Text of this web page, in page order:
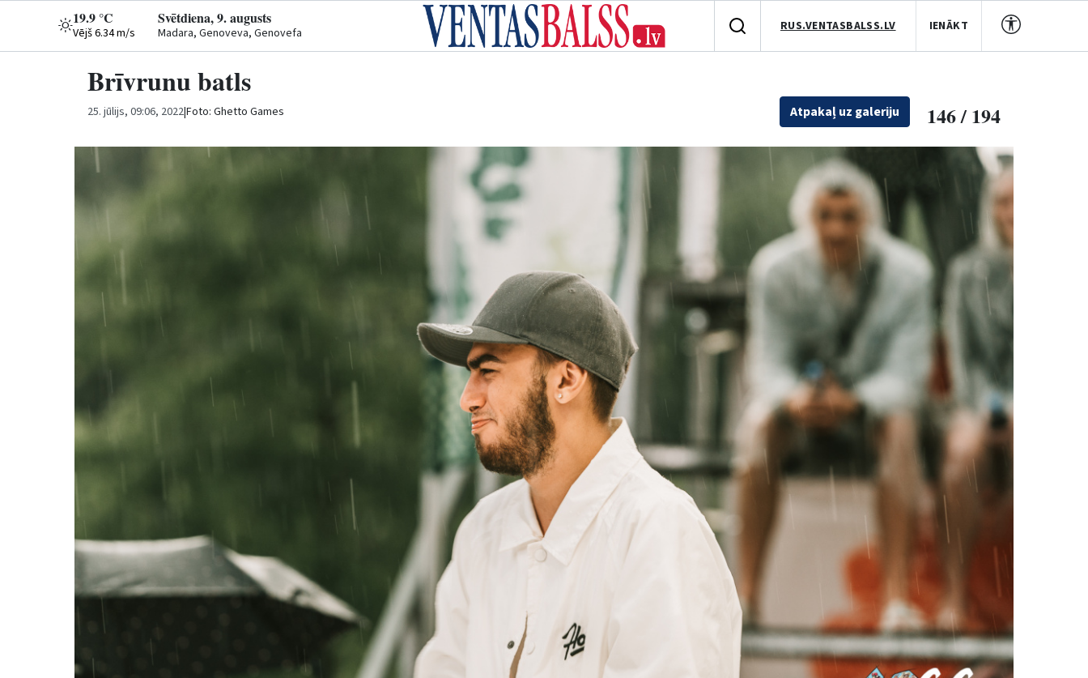
19.9 °C
Vējš 6.34 m/s
Svētdiena, 9. augusts
Madara, Genoveva, Genovefa RUS.VENTASBALSS.LV IENĀKT
Brīvrunu batls
25. jūlijs, 09:06, 2022|Foto: Ghetto Games Atpakaļ uz galeriju 146 / 194